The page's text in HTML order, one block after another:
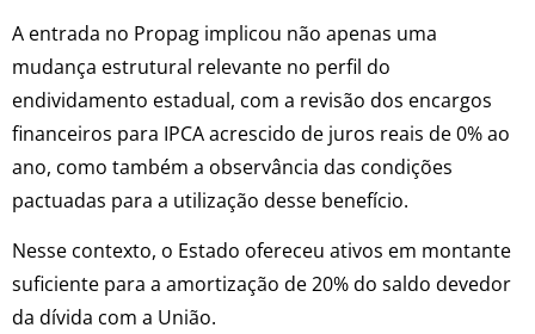
A entrada no Propag implicou não apenas uma
mudança estrutural relevante no perfil do
endividamento estadual, com a revisão dos encargos
financeiros para IPCA acrescido de juros reais de 0% ao
ano, como também a observância das condições
pactuadas para a utilização desse benefício.
Nesse contexto, o Estado ofereceu ativos em montante
suficiente para a amortização de 20% do saldo devedor
da dívida com a União.